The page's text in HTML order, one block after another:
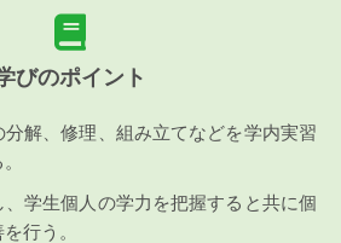
びのポイント
解、修理、組み立てなどを学内実習
学生個人の学力を把握すると共に個
行う。